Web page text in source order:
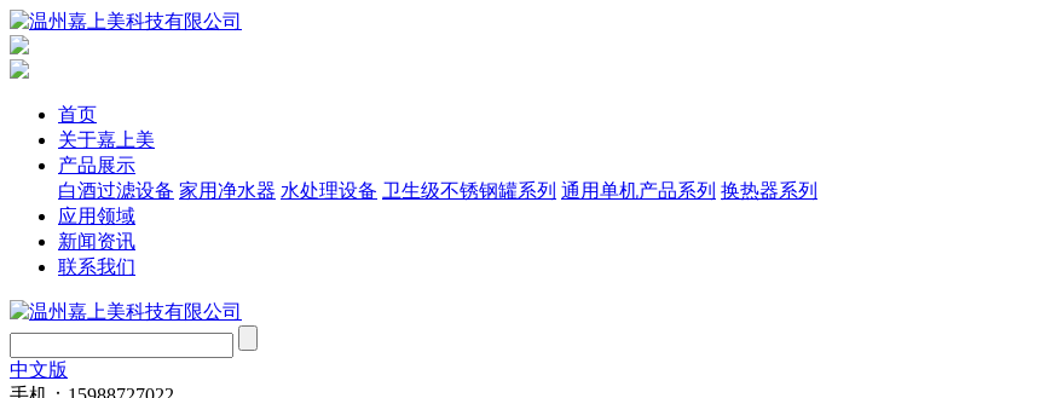
首页
关于嘉上美
产品展示
白酒过滤设备 家用净水器 水处理设备 卫生级不锈钢罐系列 通用单机产品系列 换热器系列
应用领域
新闻资讯
联系我们
中文版